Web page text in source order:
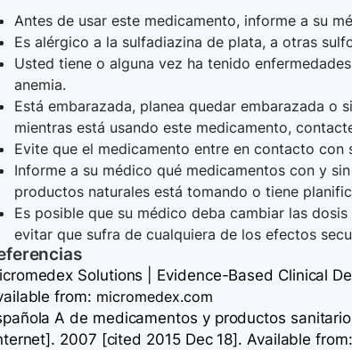
Antes de usar este medicamento, informe a su
Es alérgico a la sulfadiazina de plata, a otras
Usted tiene o alguna vez ha tenido
anemia.
Está embarazada, planea quedar embarazada o
mientras está usando este medicamento,
Evite que el medicamento entre en contacto con
Informe a su médico qué medicamentos con y
productos naturales está tomando o tiene
Es posible que su médico deba cambiar las
evitar que sufra de cualquiera de los efectos
Solutions | Evidence-Based Clinical
from: micromedex.com
A de medicamentos y productos
2007 [cited 2015 Dec 18]. Available from: